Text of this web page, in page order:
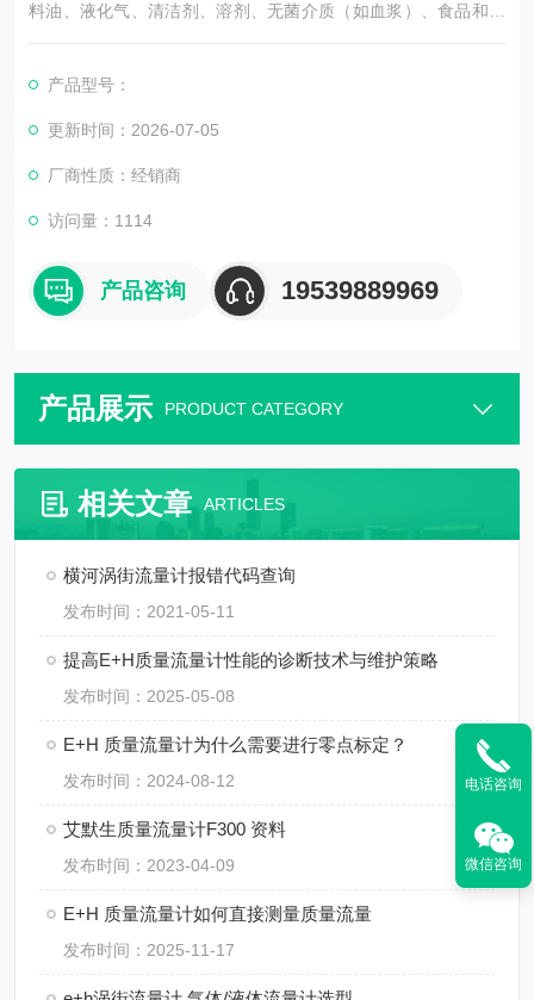
料油、液化气、清洁剂、溶剂、无菌介质（如血浆）、食品和油
漆等液体和气体进行质量流量测量
产品型号：
更新时间：2026-07-05
厂商性质：经销商
访问量：1114
产品咨询 19539889969
产品展示 PRODUCT CATEGORY
相关文章 ARTICLES
横河涡街流量计报错代码查询
发布时间：2021-05-11
提高E+H质量流量计性能的诊断技术与维护策略
发布时间：2025-05-08
E+H 质量流量计为什么需要进行零点标定？
发布时间：2024-08-12
艾默生质量流量计F300 资料
发布时间：2023-04-09
E+H 质量流量计如何直接测量质量流量
发布时间：2025-11-17
电话咨询
微信咨询